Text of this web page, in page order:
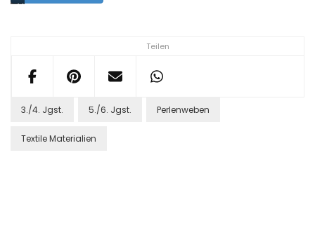
Teilen
Vorschau
3./4. Jgst. 5./6. Jgst. Perlenweben
Textile Materialien